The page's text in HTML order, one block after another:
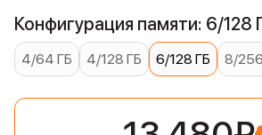
Конфигурация памяти: 6/128
4/64 ГБ 4/128 ГБ 6/128 ГБ 8/